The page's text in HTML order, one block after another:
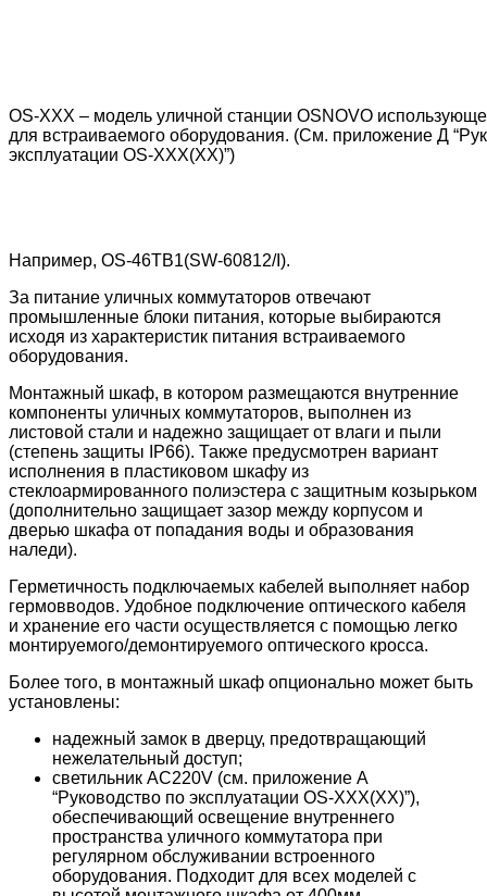
OS-XXX – модель уличной станции OSNOVO
для встраиваемого оборудования. (См. приложение Д
эксплуатации OS-XXX(XX)”)
Например, OS-46TB1(SW-60812/I).
За питание уличных коммутаторов отвечают
промышленные блоки питания, которые выбираются
исходя из характеристик питания встраиваемого
оборудования.
Монтажный шкаф, в котором размещаются внутренние
компоненты уличных коммутаторов, выполнен из
листовой стали и надежно защищает от влаги и пыли
(степень защиты IP66). Также предусмотрен вариант
исполнения в пластиковом шкафу из
стеклоармированного полиэстера с защитным козырьком
(дополнительно защищает зазор между корпусом и
дверью шкафа от попадания воды и образования
наледи).
Герметичность подключаемых кабелей выполняет набор
гермовводов. Удобное подключение оптического кабеля
и хранение его части осуществляется с помощью легко
монтируемого/демонтируемого оптического кросса.
Более того, в монтажный шкаф опционально может быть
установлены:
надежный замок в дверцу, предотвращающий
нежелательный доступ;
светильник AC220V (см. приложение А
“Руководство по эксплуатации OS-XXX(XX)”),
обеспечивающий освещение внутреннего
пространства уличного коммутатора при
регулярном обслуживании встроенного
оборудования. Подходит для всех моделей с